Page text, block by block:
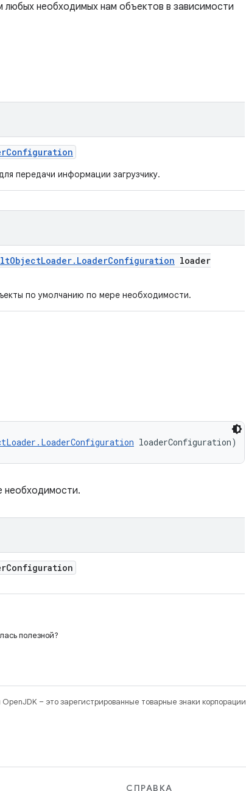
любых необходимых нам объектов в зависимости
Configuration
передачи информации загрузчику.
ObjectLoader. LoaderConfiguration loader
по умолчанию по мере необходимости.
loaderConfiguration)
необходимости.
Configuration
полезной?
OpenJDK – это зарегистрированные товарные знаки корпорации
СПРАВКА